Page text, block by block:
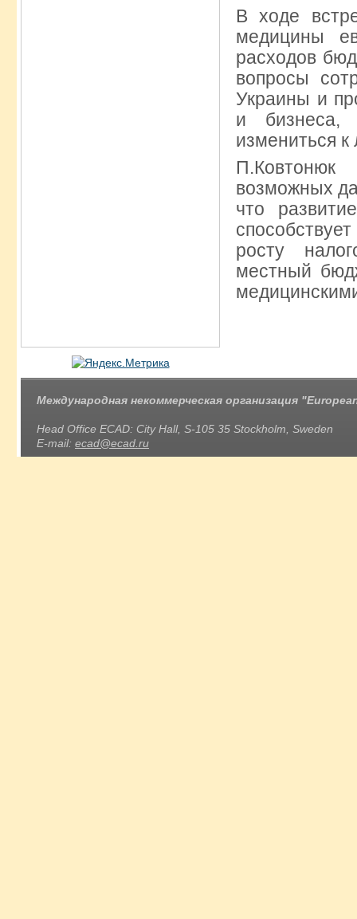
В ходе
медицины
расходов
вопросы
Украины и
и бизнеса,
измениться
возможных
что
росту
местный
Международная некоммерческая организация
Head Office ECAD: City Hall, S-105 35 Stockholm, Sweden
E-mail: ecad@ecad.ru